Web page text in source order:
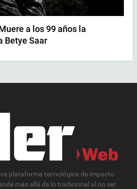
a los 99 años la
Betye Saar
plataforma tecnológica de impacto
más allá de lo tradicional al no ser